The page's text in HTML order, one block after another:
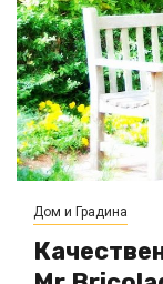
Дом и Градина